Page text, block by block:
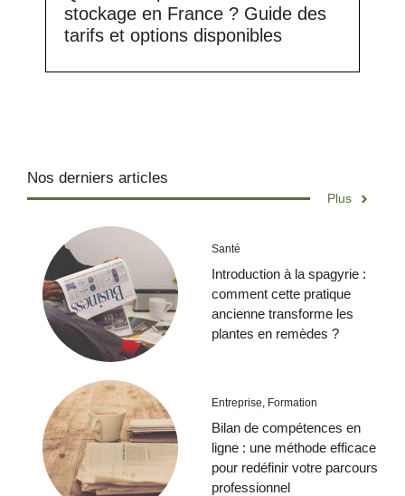
stockage en France ? Guide des
tarifs et options disponibles
Nos derniers articles
Plus
Santé
Introduction à la spagyrie :
comment cette pratique
ancienne transforme les
plantes en remèdes ?
Entreprise, Formation
Bilan de compétences en
ligne : une méthode efficace
pour redéfinir votre parcours
professionnel